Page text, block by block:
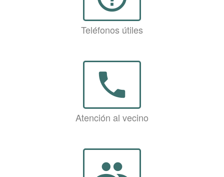
Teléfonos útiles
phone
Atención al vecino